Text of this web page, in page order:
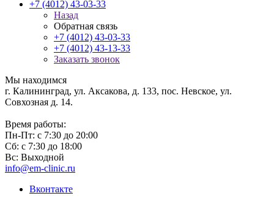
+7 (4012) 43-03-33
Назад
Обратная связь
+7 (4012) 43-03-33
+7 (4012) 43-13-33
Заказать звонок
Мы находимся
г. Калининград, ул. Аксакова, д. 133, пос. Невское, ул.
Совхозная д. 14.
Время работы:
Пн-Пт: с 7:30 до 20:00
Сб: с 7:30 до 18:00
Вс: Выходной
info@em-clinic.ru
Вконтакте